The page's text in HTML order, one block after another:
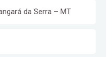
da Serra – MT